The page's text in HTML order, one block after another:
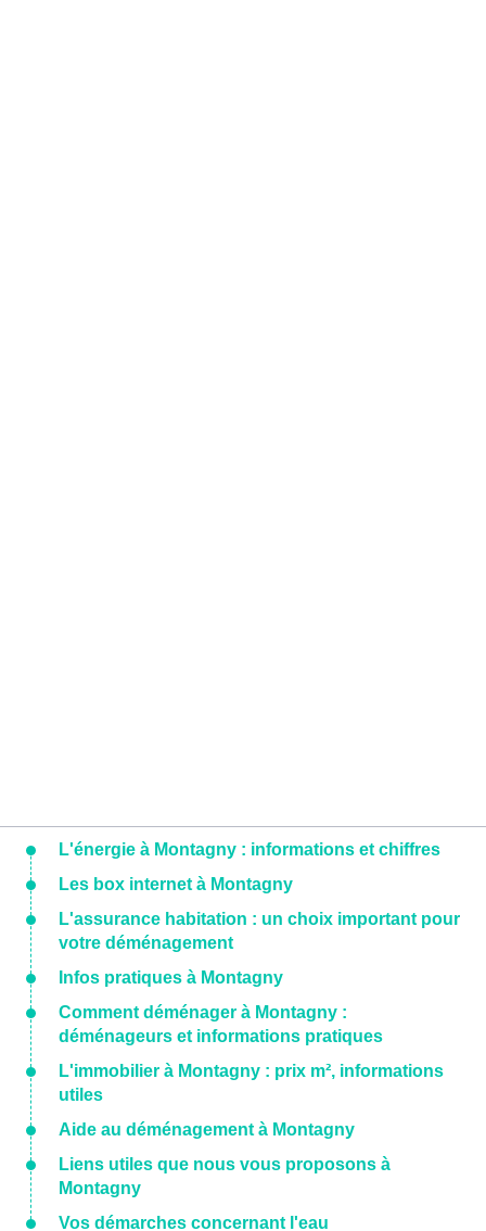
L'énergie à Montagny : informations et chiffres
Les box internet à Montagny
L'assurance habitation : un choix important pour
votre déménagement
Infos pratiques à Montagny
Comment déménager à Montagny :
déménageurs et informations pratiques
L'immobilier à Montagny : prix m², informations
utiles
Aide au déménagement à Montagny
Liens utiles que nous vous proposons à
Montagny
Vos démarches concernant l'eau